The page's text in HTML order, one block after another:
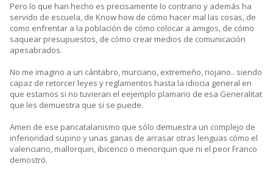
Pero lo que han hecho es precisamente lo contrario y además ha
servido de escuela, de Know how de cómo hacer mal las cosas, de
como enfrentar a la población de cómo colocar a amigos, de cómo
saquear presupuestos, de cómo crear medios de comunicación
apesabrados.
No me imagino a un cántabro, murciano, extremeño, riojano.. siendo
capaz de retorcer leyes y reglamentos hasta la idiocia general en
que estamos si no tuvieran el eejemplo plamario de esa Generalitat
que les demuestra que si se puede.
Amen de ese pancatalanismo que sólo demuestra un complejo de
inferioridad supino y unas ganas de arrasar otras lenguas cómo el
valenciano, mallorquin, ibicenco o menorquin que ni el peor Franco
demostró.